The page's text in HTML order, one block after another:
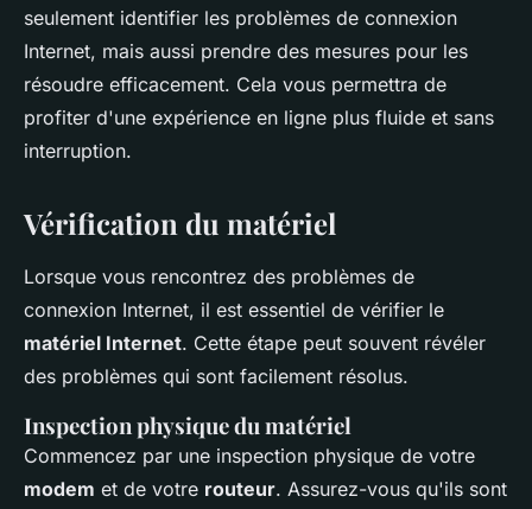
seulement identifier les problèmes de connexion
Internet, mais aussi prendre des mesures pour les
résoudre efficacement. Cela vous permettra de
profiter d'une expérience en ligne plus fluide et sans
interruption.
Vérification du matériel
Lorsque vous rencontrez des problèmes de
connexion Internet, il est essentiel de vérifier le
matériel Internet. Cette étape peut souvent révéler
des problèmes qui sont facilement résolus.
Inspection physique du matériel
Commencez par une inspection physique de votre
modem et de votre routeur. Assurez-vous qu'ils sont